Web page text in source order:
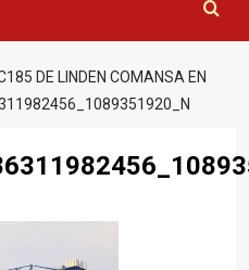
DE LINDEN COMANSA EN